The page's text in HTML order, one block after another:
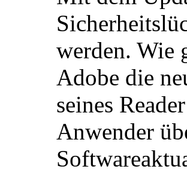
werden. Wie
Adobe die
seines
Anwender